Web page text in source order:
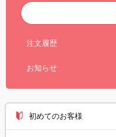
注文履歴
お知らせ
初めてのお客様